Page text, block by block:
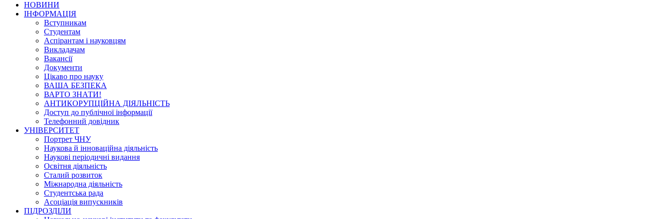
НОВИНИ
ІНФОРМАЦІЯ
Вступникам
Студентам
Аспірантам і науковцям
Викладачам
Вакансії
Документи
Цікаво про науку
ВАША БЕЗПЕКА
ВАРТО ЗНАТИ!
АНТИКОРУПЦІЙНА ДІЯЛЬНІСТЬ
Доступ до публічної інформації
Телефонний довідник
УНІВЕРСИТЕТ
Портрет ЧНУ
Наукова й інноваційна діяльність
Наукові періодичні видання
Освітня діяльність
Сталий розвиток
Міжнародна діяльність
Студентська рада
Асоціація випускників
ПІДРОЗДІЛИ